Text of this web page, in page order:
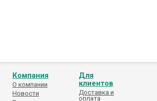
Компания
О компании
Новости
Для
клиентов
Доставка и
оплата